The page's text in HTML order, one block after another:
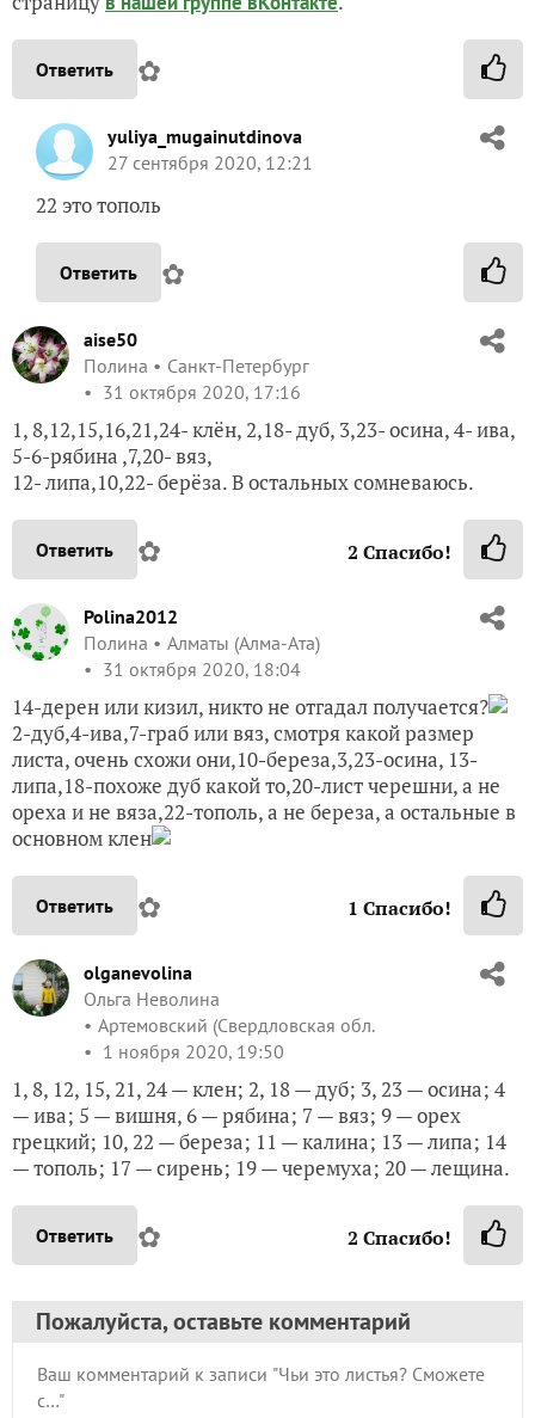
Ответить ✿
yuliya_mugainutdinova
27 сентября 2020, 12:21
22 это тополь
Ответить ✿
aise50
Полина
Санкт-Петербург
31 октября 2020, 17:16
1, 8,12,15,16,21,24- клён, 2,18- дуб, 3,23- осина, 4- ива,
5-6-рябина ,7,20- вяз,
12- липа,10,22- берёза. В остальных сомневаюсь.
Ответить ✿ 2 Спасибо!
Polina2012
Полина
Алматы (Алма-Ата)
31 октября 2020, 18:04
14-дерен или кизил, никто не отгадал получается?
2-дуб,4-ива,7-граб или вяз, смотря какой размер
листа, очень схожи они,10-береза,3,23-осина, 13-
липа,18-похоже дуб какой то,20-лист черешни, а не
ореха и не вяза,22-тополь, а не береза, а остальные в
основном клен
Ответить ✿ 1 Спасибо!
olganevolina
Ольга Неволина
Артемовский (Свердловская обл.
1 ноября 2020, 19:50
1, 8, 12, 15, 21, 24 — клен; 2, 18 — дуб; 3, 23 — осина; 4
— ива; 5 — вишня, 6 — рябина; 7 — вяз; 9 — орех
грецкий; 10, 22 — береза; 11 — калина; 13 — липа; 14
— тополь; 17 — сирень; 19 — черемуха; 20 — лещина.
Ответить ✿ 2 Спасибо!
Пожалуйста, оставьте комментарий